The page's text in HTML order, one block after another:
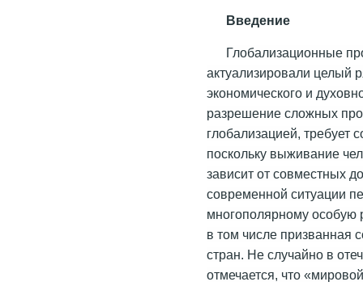
Введение
Глобализационные
актуализировали целый
экономического и
разрешение сложных
глобализацией, требует
поскольку выживание
зависит от совместных
современной ситуации
многополярному особую
в том числе призванная
стран. Не случайно в
отмечается, что